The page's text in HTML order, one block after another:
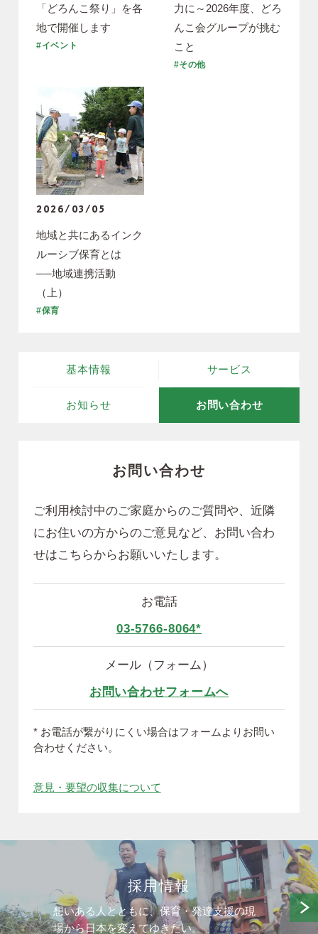
「どろんこ祭り」を各
地で開催します
#イベント
力に～2026年度、どろ
んこ会グループが挑む
こと
#その他
2026/03/05
地域と共にあるインク
ルーシブ保育とは
──地域連携活動
（上）
#保育
基本情報 サービス
お知らせ お問い合わせ
お問い合わせ
ご利用検討中のご家庭からのご質問や、近隣
にお住いの方からのご意見など、 お問い合わ
せはこちらからお願いいたします。
お電話
03-5766-8064*
メール（フォーム）
お問い合わせフォームへ
* お電話が繋がりにくい場合はフォームよりお問い
合わせください。
意見・要望の収集について
採用情報
想いある人とともに、保育・発達支援の現
場から日本を変えてゆきたい。